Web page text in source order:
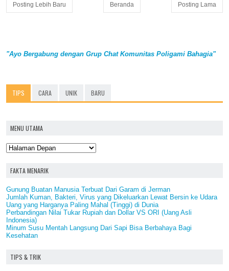
Posting Lebih Baru Posting Lama
Beranda
"Ayo Bergabung dengan Grup Chat Komunitas Poligami Bahagia"
TIPS CARA UNIK BARU
MENU UTAMA
FAKTA MENARIK
Gunung Buatan Manusia Terbuat Dari Garam di Jerman
Jumlah Kuman, Bakteri, Virus yang Dikeluarkan Lewat Bersin ke Udara
Uang yang Harganya Paling Mahal (Tinggi) di Dunia
Perbandingan Nilai Tukar Rupiah dan Dollar VS ORI (Uang Asli
Indonesia)
Minum Susu Mentah Langsung Dari Sapi Bisa Berbahaya Bagi
Kesehatan
TIPS & TRIK